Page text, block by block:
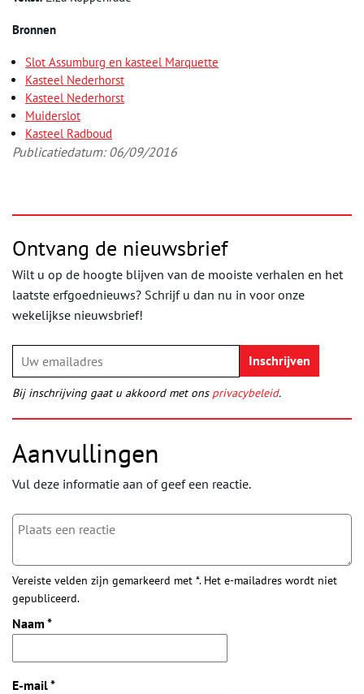
Bronnen
Slot Assumburg en kasteel Marquette
Kasteel Nederhorst
Kasteel Nederhorst
Muiderslot
Kasteel Radboud
Publicatiedatum: 06/09/2016
Ontvang de nieuwsbrief
Wilt u op de hoogte blijven van de mooiste verhalen en het
laatste erfgoednieuws? Schrijf u dan nu in voor onze
wekelijkse nieuwsbrief!
Bij inschrijving gaat u akkoord met ons privacybeleid.
Aanvullingen
Vul deze informatie aan of geef een reactie.
Vereiste velden zijn gemarkeerd met *. Het e-mailadres wordt niet
gepubliceerd.
Naam *
E-mail*